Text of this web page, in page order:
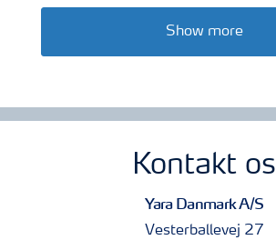
Show more
Kontakt os
Yara Danmark A/S
Vesterballevej 27